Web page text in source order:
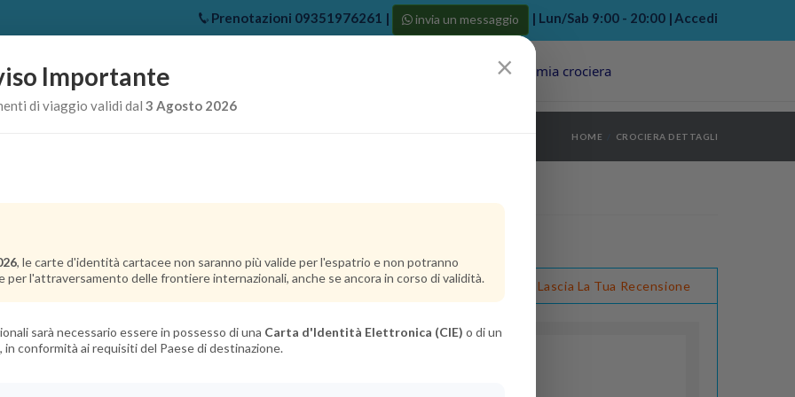
>
>
Prenotazioni 09351976261 | invia un messaggio | Lun/Sab 9:00 - 20:00 |Accedi
Chi Siamo Offerte Crociere Last Minute La mia crociera
HOME CROCIERA DETTAGLI
Condizioni Recensioni Lascia La Tua Recensione
×
Importante
di viaggio validi dal 3 Agosto 2026
, le carte d'identità cartacee non saranno più valide per l'espatrio e non potranno
per l'attraversamento delle frontiere internazionali, anche se ancora in corso di validità.
sarà necessario essere in possesso di una Carta d'Identità Elettronica (CIE) o di un
, in conformità ai requisiti del Paese di destinazione.